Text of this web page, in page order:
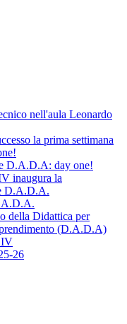
nell'aula Leonardo
la prima settimana
D.A.D.A: day one!
inaugura la
D.A.D.A.
della Didattica per
(D.A.D.A)
IV
26